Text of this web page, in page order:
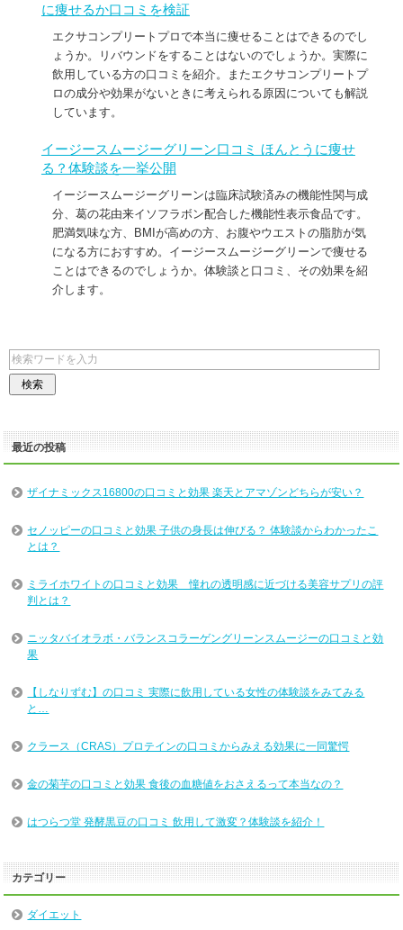
に痩せるか口コミを検証
エクサコンプリートプロで本当に痩せることはできるのでし
ょうか。リバウンドをすることはないのでしょうか。実際に
飲用している方の口コミを紹介。またエクサコンプリートプ
ロの成分や効果がないときに考えられる原因についても解説
しています。
イージースムージーグリーン口コミ ほんとうに痩せ
る？体験談を一挙公開
イージースムージーグリーンは臨床試験済みの機能性関与成
分、葛の花由来イソフラボン配合した機能性表示食品です。
肥満気味な方、BMIが高めの方、お腹やウエストの脂肪が気
になる方におすすめ。イージースムージーグリーンで痩せる
ことはできるのでしょうか。体験談と口コミ、その効果を紹
介します。
最近の投稿
ザイナミックス16800の口コミと効果 楽天とアマゾンどちらが安い？
セノッピーの口コミと効果 子供の身長は伸びる？ 体験談からわかったこ
とは？
ミライホワイトの口コミと効果 憧れの透明感に近づける美容サプリの評
判とは？
ニッタバイオラボ・バランスコラーゲングリーンスムージーの口コミと効
果
【しなりずむ】の口コミ 実際に飲用している女性の体験談をみてみる
と…
クラース（CRAS）プロテインの口コミからみえる効果に一同驚愕
金の菊芋の口コミと効果 食後の血糖値をおさえるって本当なの？
はつらつ堂 発酵黒豆の口コミ 飲用して激変？体験談を紹介！
カテゴリー
ダイエット